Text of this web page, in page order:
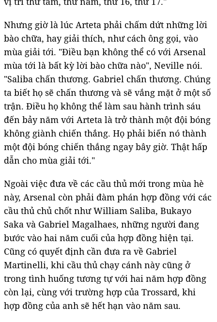
Nhưng giờ là lúc Arteta phải chấm dứt những lời
bào chữa, hay giải thích, như cách ông gọi, vào
mùa giải tới. "Điều bạn không thể có với Arsenal
mùa tới là bất kỳ lời bào chữa nào", Neville nói.
"Saliba chấn thương. Gabriel chấn thương. Chúng
ta biết họ sẽ chấn thương và sẽ vắng mặt ở một số
trận. Điều họ không thể làm sau hành trình sáu
đến bảy năm với Arteta là trở thành một đội bóng
không giành chiến thắng. Họ phải biến nó thành
một đội bóng chiến thắng ngay bây giờ. Thật hấp
dẫn cho mùa giải tới."
Ngoài việc đưa về các cầu thủ mới trong mùa hè
này, Arsenal còn phải đàm phán hợp đồng với các
cầu thủ chủ chốt như William Saliba, Bukayo
Saka và Gabriel Magalhaes, những người đang
bước vào hai năm cuối của hợp đồng hiện tại.
Cũng có quyết định cần đưa ra về Gabriel
Martinelli, khi cầu thủ chạy cánh này cũng ở
trong tình huống tương tự với hai năm hợp đồng
còn lại, cùng với trường hợp của Trossard, khi
hợp đồng của anh sẽ hết hạn vào năm sau.